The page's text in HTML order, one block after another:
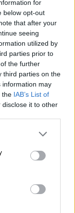
for
below opt-out
that after your
seeing
utilized by
parties prior to
the further
third parties on the
information may
the IAB’s List of
it to other
or more Google
You may click to
party tags to
in below Google
στο
το